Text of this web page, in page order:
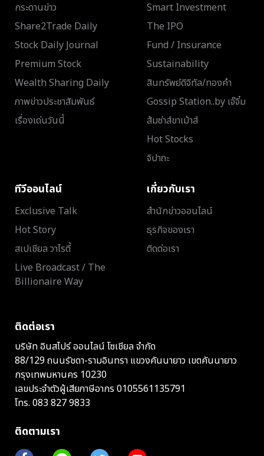
กระดานข่าว
Share2Trade Daily
Stock Daily Journal
Premium Stock
Wealth Sharing Daily
ภาพข่าวประชาสัมพันธ์
เรื่องเด่นวันนี้
Smart Investment
The IPO
Fund / Insurance
Sustainability
สินทรัพย์ดิจิทัล/ทองคำ
Gossip Station..by เจ๊จิ๋ม
ส้มซ่าส์ขาเม้าส์
Hot Stocks
จิปาถะ
ทีวีออนไลน์
Exclusive Talk
Hot Story
สเปเชียล วาไรตี้
Live Broadcast / The
Billionaire Way
เกี่ยวกับเรา
สำนักข่าวออนไลน์
ธุรกิจของเรา
ติดต่อเรา
ติดต่อเรา
บริษัท อินสไปร์ ออนไลน์ โซเชียล จำกัด
88/129 ถนนรัชดา-รามอินทรา แขวงคันนายาว เขตคันนายาว
กรุงเทพมหานคร 10230
เลขประจำตัวผู้เสียภาษีอากร 0105561135791
โทร. 083 827 9833
ติดตามเรา